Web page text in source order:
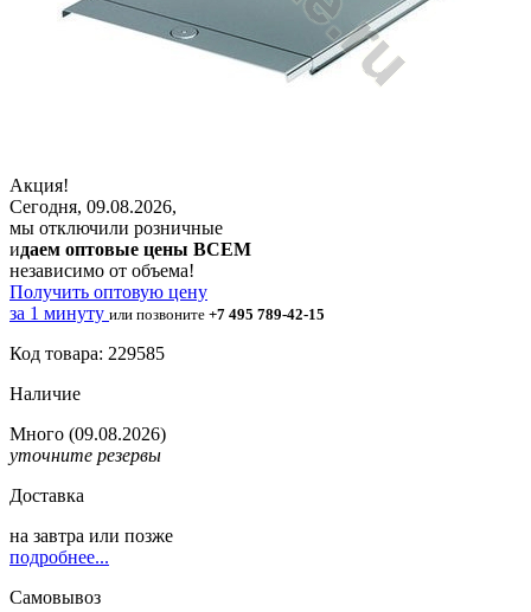
Акция!
Сегодня, 09.08.2026,
мы отключили розничные
идаем оптовые цены ВСЕМ
независимо от объема!
Получить оптовую цену
за 1 минуту или позвоните +7 495 789-42-15
Код товара: 229585
Наличие
Много (09.08.2026)
уточните резервы
Доставка
на завтра или позже
подробнее...
Самовывоз